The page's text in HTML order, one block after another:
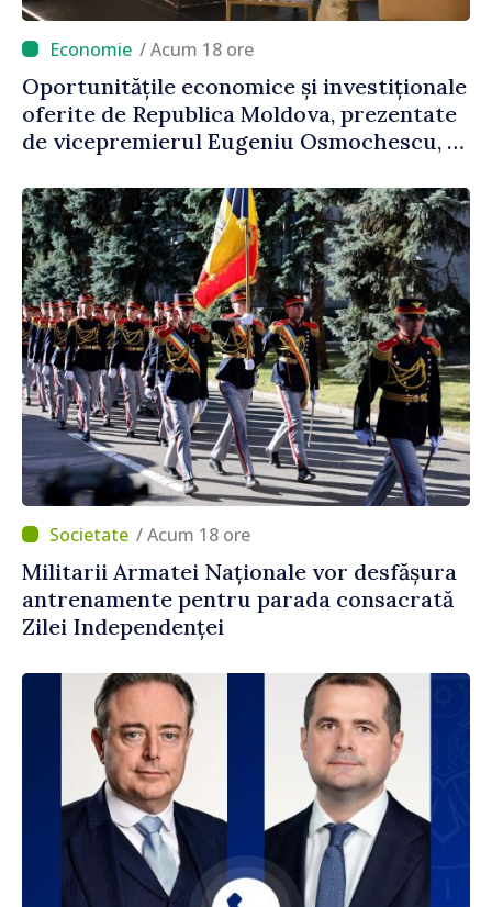
/ Acum 18 ore
Oportunitățile economice și investiționale
oferite de Republica Moldova, prezentate
de vicepremierul Eugeniu Osmochescu, la
/ Acum 18 ore
Militarii Armatei Naționale vor desfășura
antrenamente pentru parada consacrată
Zilei Independenței